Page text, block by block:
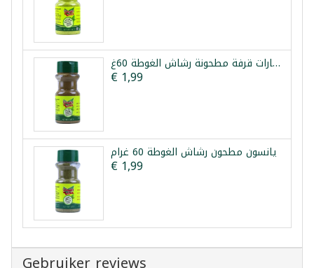
بهارات قرفة مطحونة رشاش الغوطة 60غ
€ 1,99
يانسون مطحون رشاش الغوطة 60 غرام
€ 1,99